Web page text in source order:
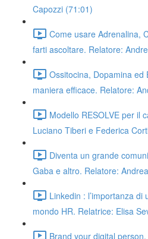
Capozzi (71:01)
Come usare Adrenalina,
farti ascoltare. Relatore:
Ossitocina, Dopamina
maniera efficace. Relatore:
Modello RESOLVE per il
Luciano Tiberi e Federica
Diventa un grande
Gaba e altro. Relatore:
Linkedin : l’importanza
mondo HR. Relatrice: Elisa
Brand your digital